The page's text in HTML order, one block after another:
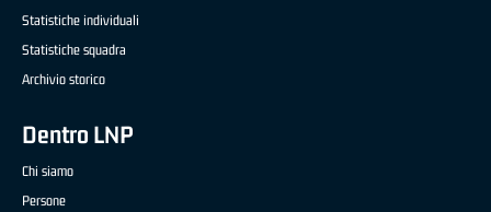
Statistiche individuali
Statistiche squadra
Archivio storico
Dentro LNP
Chi siamo
Persone